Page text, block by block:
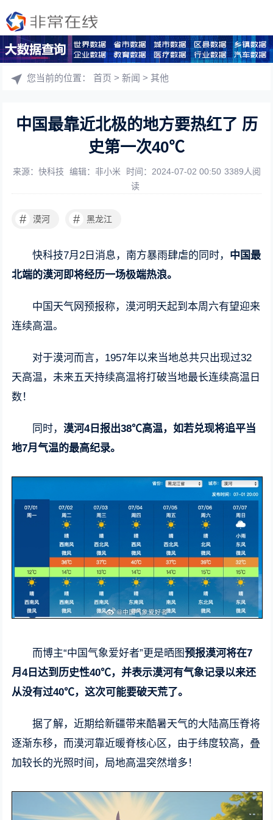
您当前的位置：首页 >新闻 >其他
中国最靠近北极的地方要热红了 历
史第一次40℃
来源：快科技 编辑：非小米 时间：2024-07-02 00:50 3389人阅
读
# 漠河 # 黑龙江
快科技7月2日消息，南方暴雨肆虐的同时， 中国最
北端的漠河即将经历一场极端热浪。
中国天气网预报称，漠河明天起到本周六有望迎来
连续高温。
对于漠河而言，1957年以来当地总共只出现过32
天高温，未来五天持续高温将打破当地最长连续高温日
数！
同时，漠河4日报出38℃高温，如若兑现将追平当
地7月气温的最高纪录。
而博主“中国气象爱好者”更是晒图预报漠河将在7
月4日达到历史性40℃，并表示漠河有气象记录以来还
从没有过40℃，这次可能要破天荒了。
据了解，近期给新疆带来酷暑天气的大陆高压脊将
逐渐东移，而漠河靠近暖脊核心区，由于纬度较高，叠
加较长的光照时间，局地高温突然增多！